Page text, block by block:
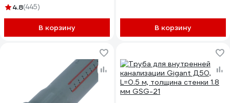
4.8(445)
В корзину В корзину